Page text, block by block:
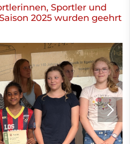
Sportler und
2025 wurden geehrt